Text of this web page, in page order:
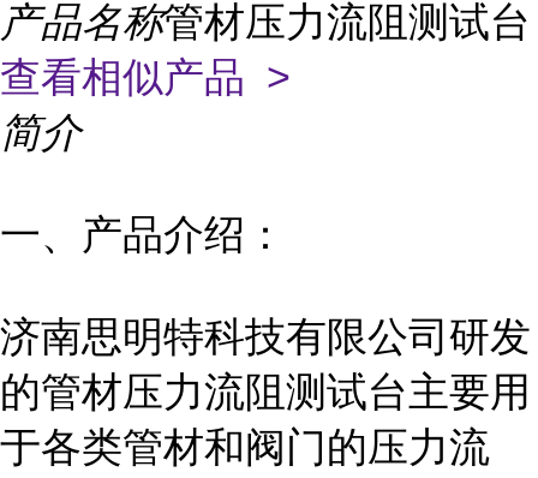
产品名称管材压力流阻测试台
查看相似产品 >
简介
一、产品介绍：
济南思明特科技有限公司研发
的管材压力流阻测试台主要用
于各类管材和阀门的压力流